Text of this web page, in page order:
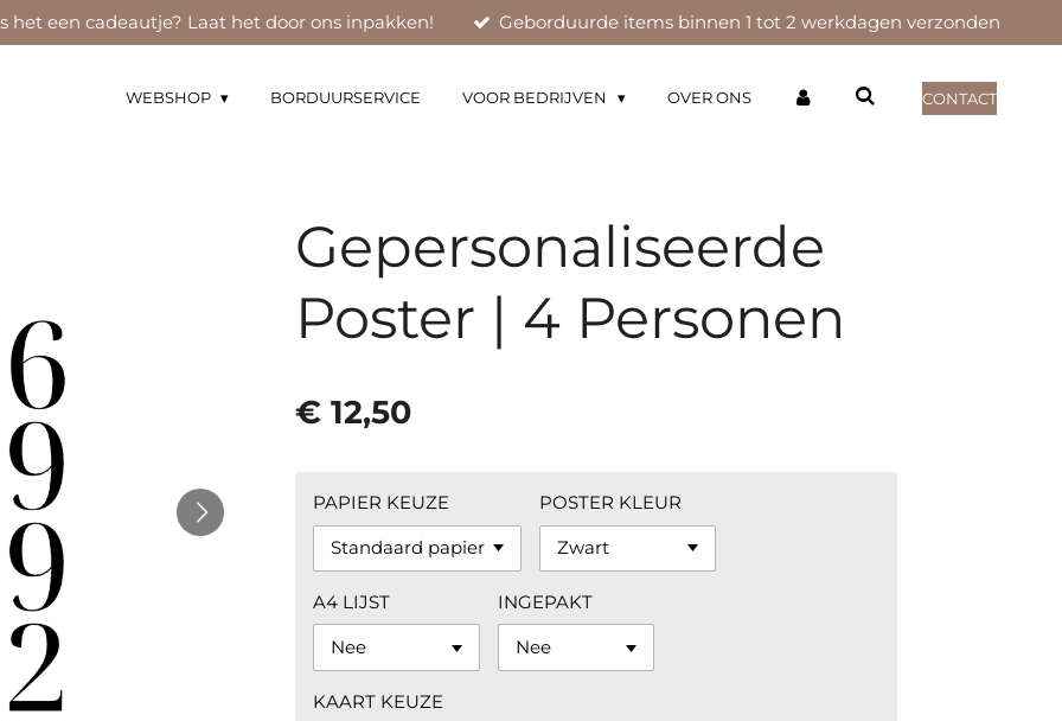
het een cadeautje? Laat het door ons inpakken! Geborduurde items binnen 1 tot 2 werkdagen verzonden
WEBSHOP BORDUURSERVICE VOOR BEDRIJVEN OVER ONS CONTACT
Gepersonaliseerde
Poster | 4 Personen
€ 12,50
PAPIER KEUZE POSTER KLEUR
A4 LIJST INGEPAKT
KAART KEUZE